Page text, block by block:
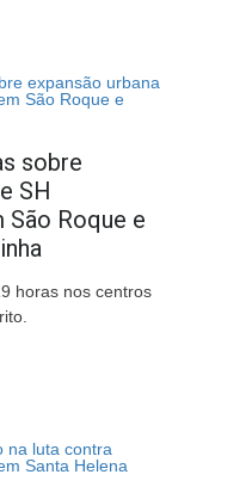
sobre
SH
São Roque e
horas nos centros